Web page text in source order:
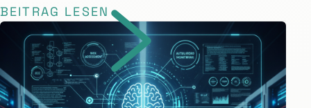
BEITRAG LESEN